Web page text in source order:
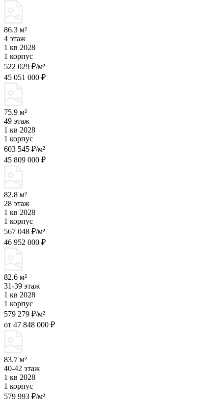
86.3 м²
4 этаж
1 кв 2028
1 корпус
522 029 ₽/м²
45 051 000 ₽
75.9 м²
49 этаж
1 кв 2028
1 корпус
603 545 ₽/м²
45 809 000 ₽
82.8 м²
28 этаж
1 кв 2028
1 корпус
567 048 ₽/м²
46 952 000 ₽
82.6 м²
31-39 этаж
1 кв 2028
1 корпус
579 279 ₽/м²
от 47 848 000 ₽
83.7 м²
40-42 этаж
1 кв 2028
1 корпус
579 993 ₽/м²